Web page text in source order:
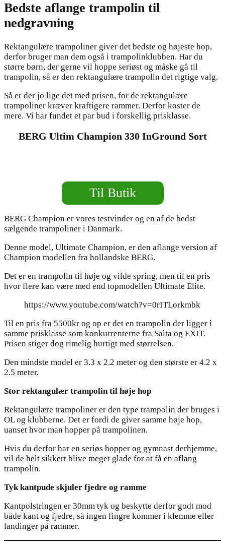
Bedste aflange trampolin til
nedgravning
Rektangulære trampoliner giver det bedste og højeste hop,
derfor bruger man dem også i trampolinklubben. Har du
større børn, der gerne vil hoppe seriøst og måske gå til
trampolin, så er den rektangulære trampolin det rigtige valg.
Så er der jo lige det med prisen, for de rektangulære
trampoliner kræver kraftigere rammer. Derfor koster de
mere. Vi har fundet et par bud i forskellig prisklasse.
BERG Ultim Champion 330 InGround Sort
Til Butik
BERG Champion er vores testvinder og en af de bedst
sælgende trampoliner i Danmark.
Denne model, Ultimate Champion, er den aflange version af
Champion modellen fra hollandske BERG.
Det er en trampolin til høje og vilde spring, men til en pris
hvor flere kan være med end topmodellen Ultimate Elite.
https://www.youtube.com/watch?v=0rITLorkmbk
Til en pris fra 5500kr og op er det en trampolin der ligger i
samme prisklasse som konkurrenterne fra Salta og EXIT.
Prisen stiger dog rimelig hurtigt med størrelsen.
Den mindste model er 3.3 x 2.2 meter og den største er 4.2 x
2.5 meter.
Stor rektangulær trampolin til høje hop
Rektangulære trampoliner er den type trampolin der bruges i
OL og klubberne. Det er fordi de giver samme høje hop,
uanset hvor man hopper på trampolinen.
Hvis du derfor har en seriøs hopper og gymnast derhjemme,
vil de helt sikkert blive meget glade for at få en aflang
trampolin.
Tyk kantpude skjuler fjedre og ramme
Kantpolstringen er 30mm tyk og beskytte derfor godt mod
både kant og fjedre, så ingen fingre kommer i klemme eller
landinger på rammer.